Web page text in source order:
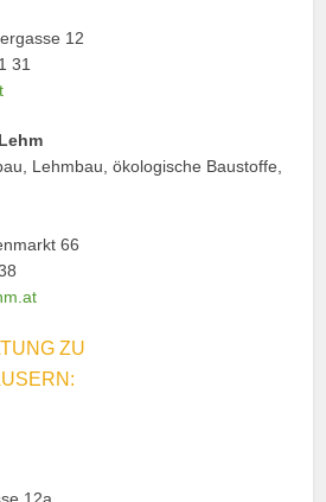
12
31
Lehmbau, ökologische Baustoffe,
66
ZU